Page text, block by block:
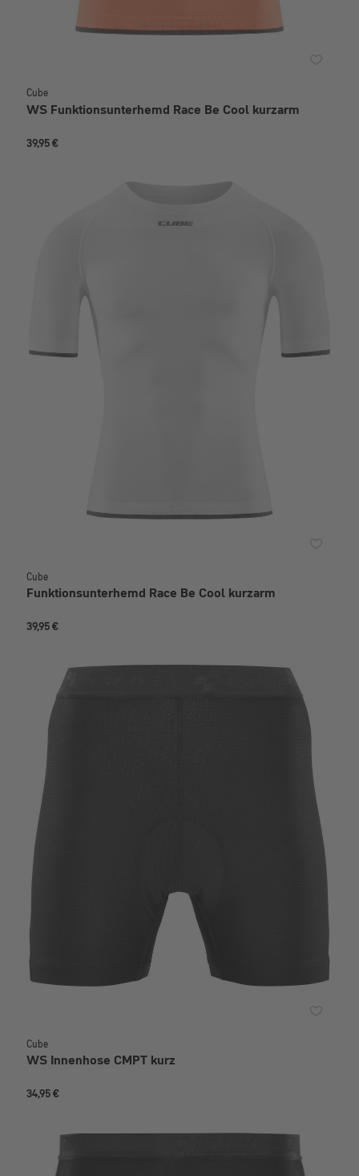
Cube
WS Funktionsunterhemd Race Be Cool kurzarm
39,95 €
Cube
Funktionsunterhemd Race Be Cool kurzarm
39,95 €
Cube
WS Innenhose CMPT kurz
34,95 €